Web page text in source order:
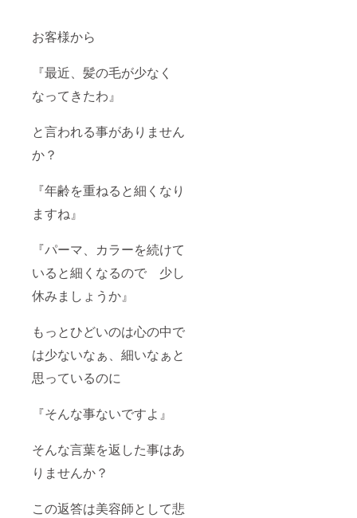
お客様から
『最近、髪の毛が少なく
なってきたわ』
と言われる事がありません
か？
『年齢を重ねると細くなり
ますね』
『パーマ、カラーを続けて
いると細くなるので 少し
休みましょうか』
もっとひどいのは心の中で
は少ないなぁ、細いなぁと
思っているのに
『そんな事ないですよ』
そんな言葉を返した事はあ
りませんか？
この返答は美容師として悲